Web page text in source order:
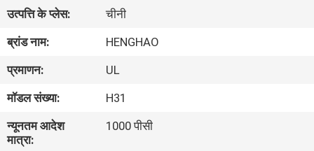
वीआर
दिखाएँ
हमारे
बारे
में
उत्पत्ति के प्लेस:
चीनी
ब्रांड नाम:
HENGHAO
प्रमाणन:
UL
मॉडल संख्या:
H31
न्यूनतम आदेश
मात्रा:
1000 पीसी